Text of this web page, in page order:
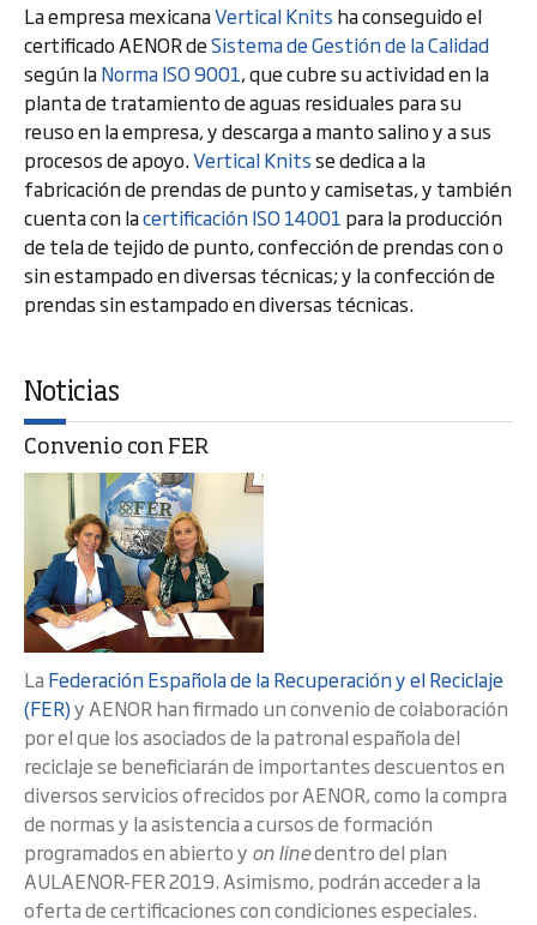
La empresa mexicanaVertical Knits ha conseguido el
certificado AENOR deSistema de Gestión de la Calidad
según laNorma ISO 9001, que cubre su actividad en la
planta de tratamiento de aguas residuales para su
reuso en la empresa, y descarga a manto salino y a sus
procesos de apoyo.Vertical Knitsse dedica a la
fabricación de prendas de punto y camisetas, y también
cuenta con lacertificación ISO 14001 para la producción
de tela de tejido de punto, confección de prendas con o
sin estampado en diversas técnicas; y la confección de
prendas sin estampado en diversas técnicas.
Noticias
Convenio con FER
La Federación Española de la Recuperación y el Reciclaje
(FER)y AENOR han firmado un convenio de colaboración
por el que los asociados de la patronal española del
reciclaje se beneficiarán de importantes descuentos en
diversos servicios ofrecidos por AENOR, como la compra
de normas y la asistencia a cursos de formación
programados en abierto y on linedentro del plan
AULAENOR-FER 2019. Asimismo, podrán acceder a la
oferta de certificaciones con condiciones especiales.